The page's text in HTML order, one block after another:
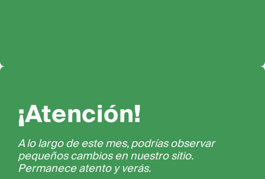
¡Atención!
A lo largo de este mes, podrías observar
pequeños cambios en nuestro sitio.
Permanece atento y verás.